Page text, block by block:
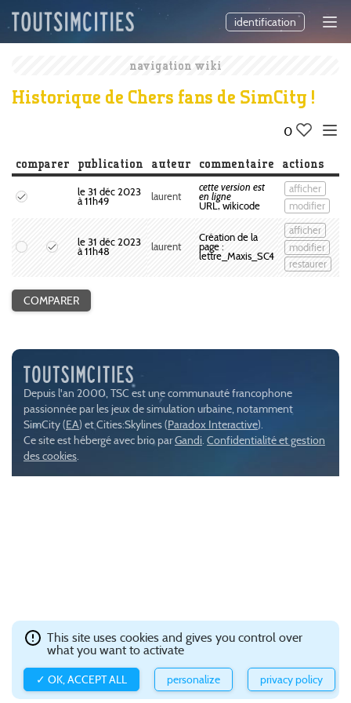
identification
navigation wiki
Historique de Chers fans de SimCity !
0
comparer publication auteur commentaire actions
le 31 déc 2023
à 11h49
laurent
cette version est
en ligne
URL, wikicode
afficher
modifier
le 31 déc 2023
à 11h48
laurent
Création de la
page :
lettre_Maxis_SC4
afficher
modifier
restaurer
Depuis l'an 2000, TSC est une communauté francophone
passionnée par les jeux de simulation urbaine, notamment
SimCity (EA) et Cities:Skylines (Paradox Interactive).
Ce site est hébergé avec brio parGandi. Confidentialité et gestion
des cookies.
This site uses cookies and gives you control over
what you want to activate
✓ OK, ACCEPT ALL personalize privacy policy